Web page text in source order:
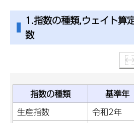
1.指数の種類,ウェイト算
数
指数の種類 基準年
生産指数
令和2年